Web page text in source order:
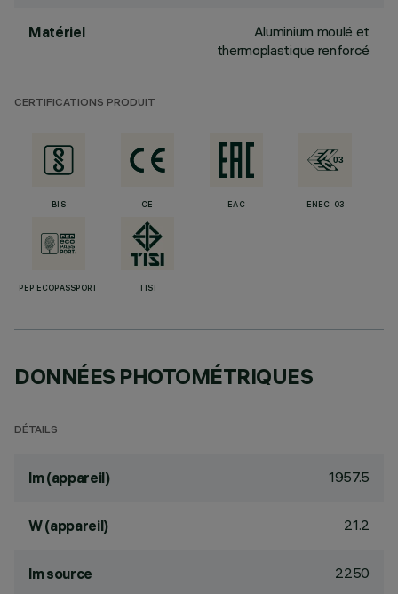
Matériel
Aluminium moulé et
thermoplastique renforcé
CERTIFICATIONS PRODUIT
BIS CE EAC ENEC-03
PEP ECOPASSPORT TISI
DONNÉES PHOTOMÉTRIQUES
DÉTAILS
lm (appareil) 1957.5
W (appareil) 21.2
lm source 2250